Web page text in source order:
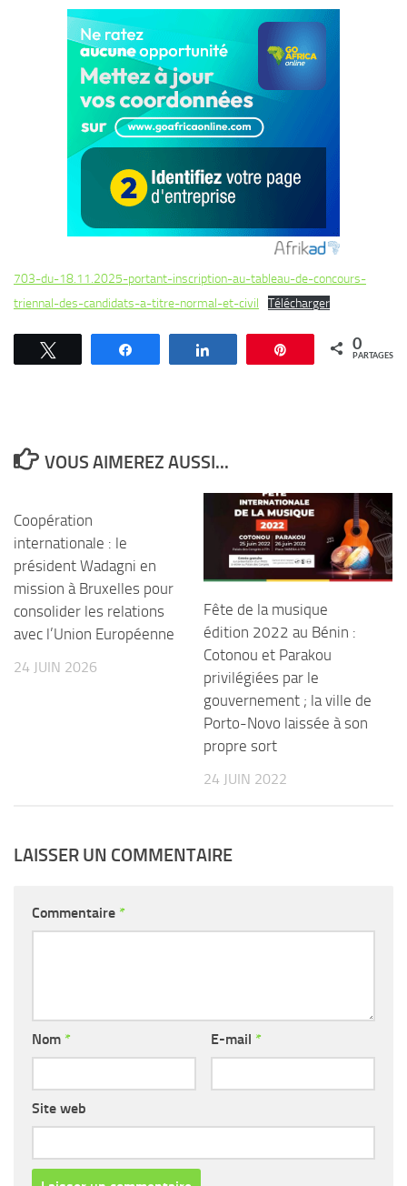
703-du-18.11.2025-portant-inscription-au-tableau-de-concours-
triennal-des-candidats-a-titre-normal-et-civil
Télécharger
Épingle 0
PARTAGES
VOUS AIMEREZ AUSSI...
Coopération
internationale : le
président Wadagni en
mission à Bruxelles pour
consolider les relations
avec l’Union Européenne
24 JUIN 2026
Fête de la musique
édition 2022 au Bénin :
Cotonou et Parakou
privilégiées par le
gouvernement ; la ville de
Porto-Novo laissée à son
propre sort
24 JUIN 2022
LAISSER UN COMMENTAIRE
Commentaire *
Nom * E-mail *
Site web